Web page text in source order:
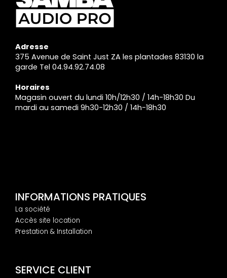
Adresse
375 Avenue de Saint Just ZA les plantades 83130 la
garde Tel 04.94.92.74.08
Horaires
Magasin ouvert du lundi 10h/12h30 / 14h-18h30 Du
mardi au samedi 9h30-12h30 / 14h-18h30
INFORMATIONS PRATIQUES
La société
Accès site location
Prestation & Installation
SERVICE CLIENT